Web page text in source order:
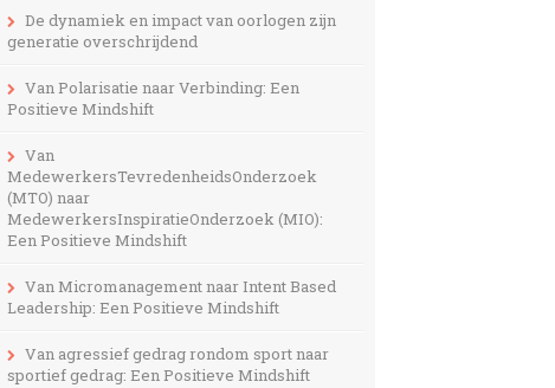
De dynamiek en impact van oorlogen zijn
generatie overschrijdend
Van Polarisatie naar Verbinding: Een
Positieve Mindshift
Van
MedewerkersTevredenheidsOnderzoek
(MTO) naar
MedewerkersInspiratieOnderzoek (MIO):
Een Positieve Mindshift
Van Micromanagement naar Intent Based
Leadership: Een Positieve Mindshift
Van agressief gedrag rondom sport naar
sportief gedrag: Een Positieve Mindshift